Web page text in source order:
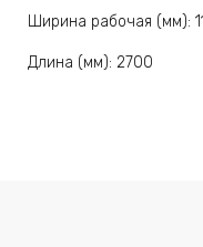
Ширина рабочая (мм):
Длина (мм): 2700